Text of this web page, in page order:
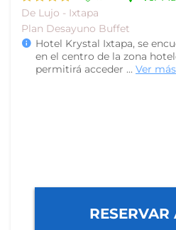
De Lujo - Ixtapa
Plan Desayuno Buffet
Hotel Krystal Ixtapa, se
en el centro de la zona
permitirá acceder ... Ver más